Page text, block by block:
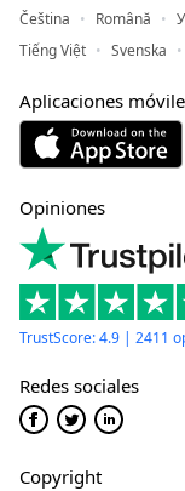
Čeština
Română
Tiếng Việt
Svenska
Aplicaciones
Opiniones
TrustScore: 4.9 | 2411
Redes sociales
Copyright